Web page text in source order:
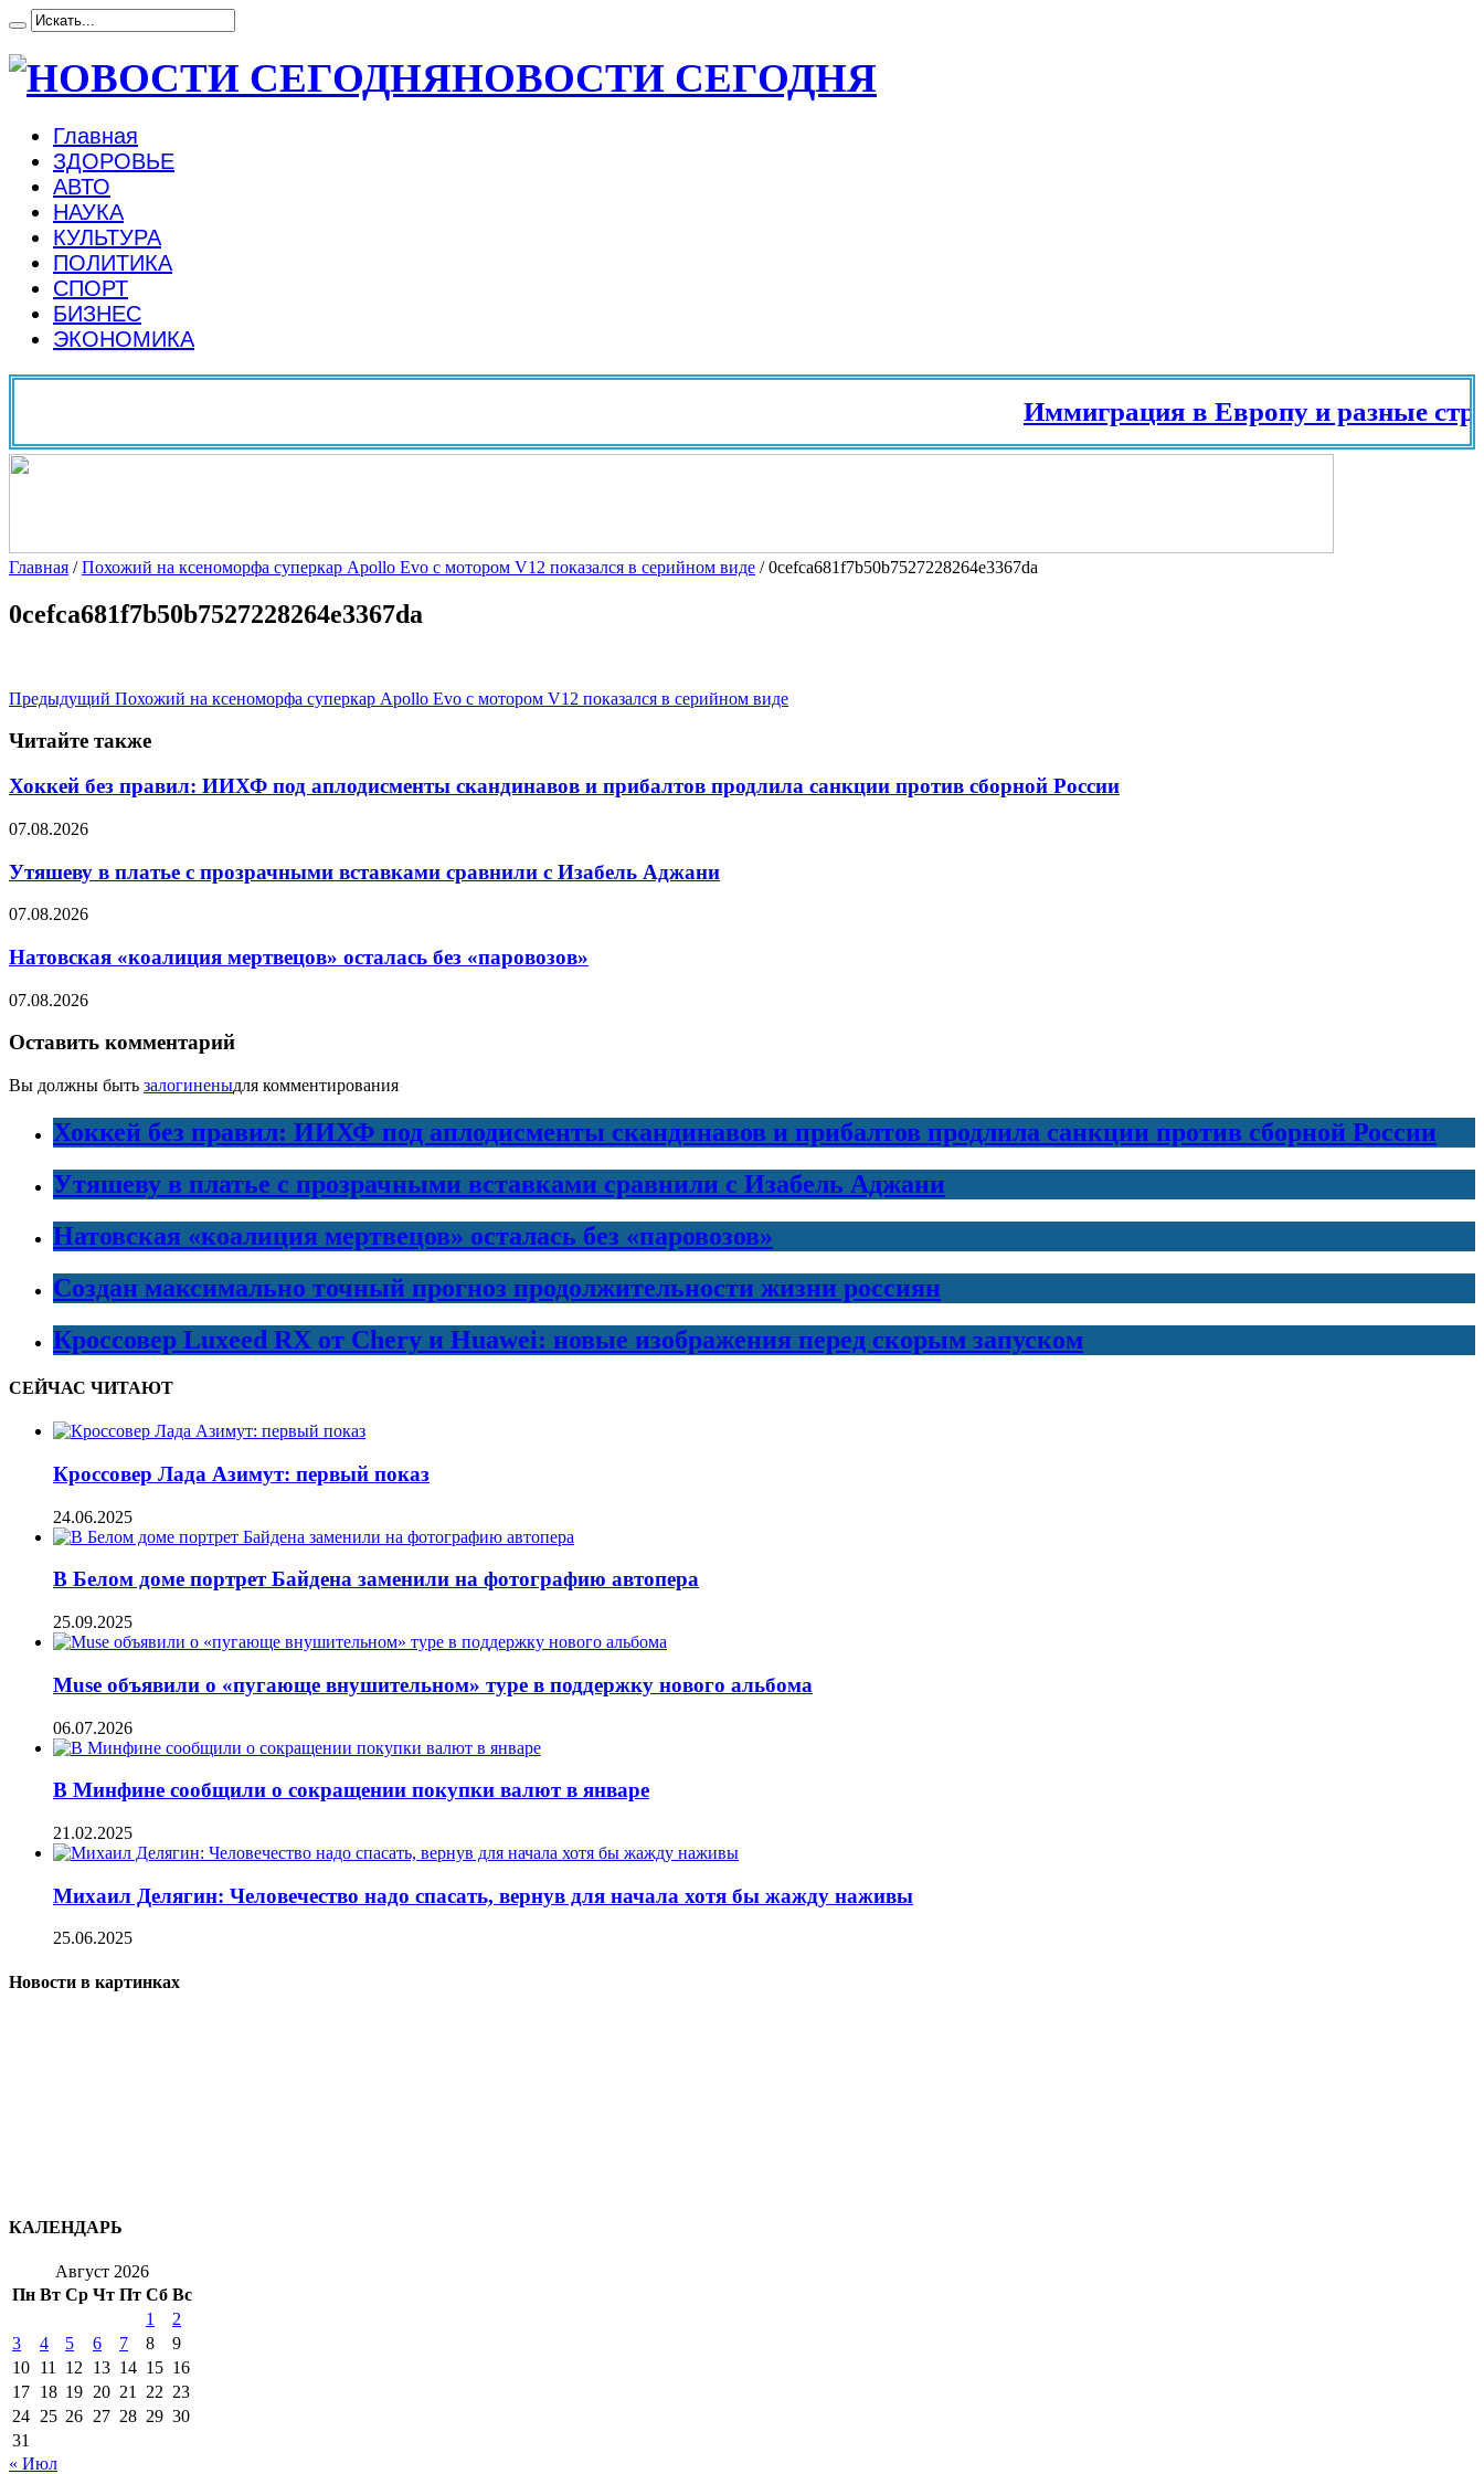
НОВОСТИ СЕГОДНЯ
Главная
ЗДОРОВЬЕ
АВТО
НАУКА
КУЛЬТУРА
ПОЛИТИКА
СПОРТ
БИЗНЕС
ЭКОНОМИКА
Иммиграция в Европу и разные
Главная /Похожий на ксеноморфа суперкар Apollo Evo с мотором V12 показался в серийном виде /0cefca681f7b50b7527228264e3367da
0cefca681f7b50b7527228264e3367da
Предыдущий Похожий на ксеноморфа суперкар Apollo Evo с мотором V12 показался в серийном виде
Читайте также
Хоккей без правил: ИИХФ под аплодисменты скандинавов и прибалтов продлила санкции против сборной России
07.08.2026
Утяшеву в платье с прозрачными вставками сравнили с Изабель Аджани
07.08.2026
Натовская «коалиция мертвецов» осталась без «паровозов»
07.08.2026
Оставить комментарий
Вы должны быть залогиненыдля комментирования
Хоккей без правил: ИИХФ под аплодисменты скандинавов и прибалтов продлила санкции против сборной России
Утяшеву в платье с прозрачными вставками сравнили с Изабель Аджани
Натовская «коалиция мертвецов» осталась без «паровозов»
Создан максимально точный прогноз продолжительности жизни россиян
Кроссовер Luxeed RX от Chery и Huawei: новые изображения перед скорым запуском
СЕЙЧАС ЧИТАЮТ
Кроссовер Лада Азимут: первый показ
24.06.2025
В Белом доме портрет Байдена заменили на фотографию автопера
25.09.2025
Muse объявили о «пугающе внушительном» туре в поддержку нового альбома
06.07.2026
В Минфине сообщили о сокращении покупки валют в январе
21.02.2025
Михаил Делягин: Человечество надо спасать, вернув для начала хотя бы жажду наживы
25.06.2025
Новости в картинках
КАЛЕНДАРЬ
Август 2026
Пн Вт Ср Чт Пт Сб Вс
1
2
3
4 5 6 7 8
9
10 11 12 13 14 15 16
17 18 19 20 21 22 23
24 25 26 27 28 29 30
31
« Июл